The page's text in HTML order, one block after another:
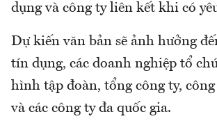
dụng và công ty liên kết khi có
Dự kiến văn bản sẽ ảnh hưởng
tín dụng, các doanh nghiệp tổ
hình tập đoàn, tổng công ty,
và các công ty đa quốc gia.